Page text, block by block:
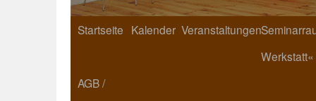
Startseite Kalender Veranstaltungen
Werkstatt«
AGB /